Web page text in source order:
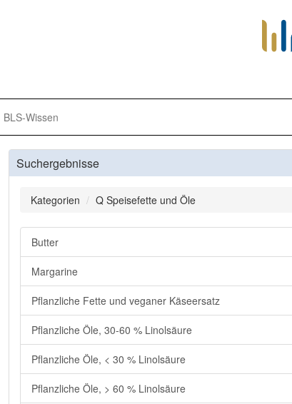
BLS-Wissen
Suchergebnisse
Kategorien Q Speisefette und Öle
Butter
Margarine
Pflanzliche Fette und veganer Käseersatz
Pflanzliche Öle, 30-60 % Linolsäure
Pflanzliche Öle, < 30 % Linolsäure
Pflanzliche Öle, > 60 % Linolsäure